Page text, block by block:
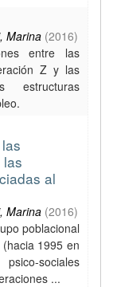
Marina (2016)
entre las
Z y las
al
Marina (2016)
poblacional
1995 en
sociales
...